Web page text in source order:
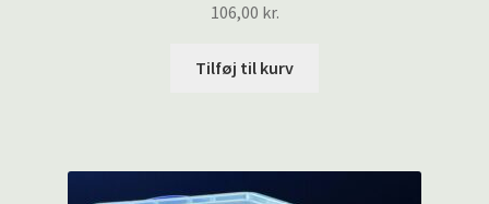
106,00 kr.
Tilføj til kurv